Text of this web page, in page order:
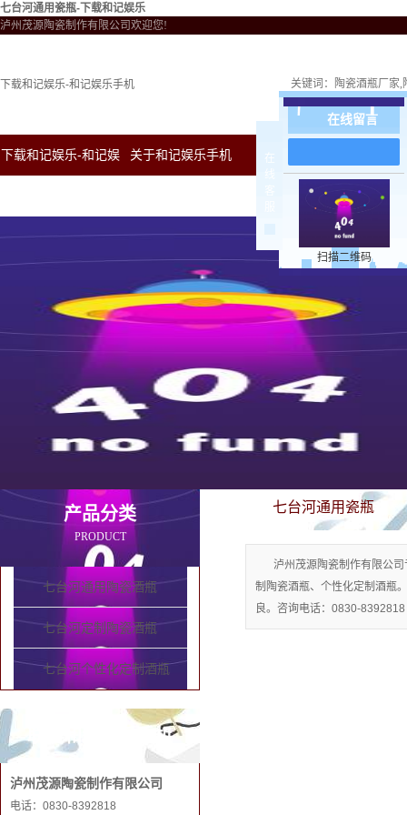
七台河通用瓷瓶-下载和记娱乐
泸州茂源陶瓷制作有限公司欢迎您!
下载和记娱乐-和记娱乐手机 关键词： 陶瓷酒瓶厂家
下载和记娱乐-和记娱 关于和记娱乐手机
产品分类
PRODUCT
七台河通用陶瓷酒瓶
七台河定制陶瓷酒瓶
七台河个性化定制酒瓶
联系和记娱乐手机
泸州茂源陶瓷制作有限公司
电话：0830-8392818
七台河通用瓷瓶
泸州茂源陶瓷制作有限公
制陶瓷酒瓶、个性化定制酒瓶
良。咨询电话：0830-8392818
在
在线留言
扫描二维码